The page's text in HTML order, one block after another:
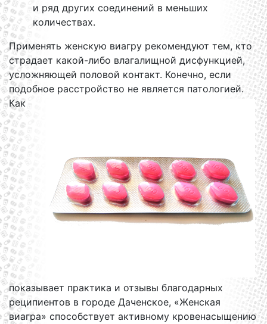
и ряд других соединений в меньших
количествах.
Применять женскую виагру рекомендуют тем, кто
страдает какой-либо влагалищной дисфункцией,
усложняющей половой контакт. Конечно, если
подобное расстройство не является патологией.
Как
показывает практика и отзывы благодарных
реципиентов в городе Даченское, «Женская
виагра» способствует активному кровенасыщению